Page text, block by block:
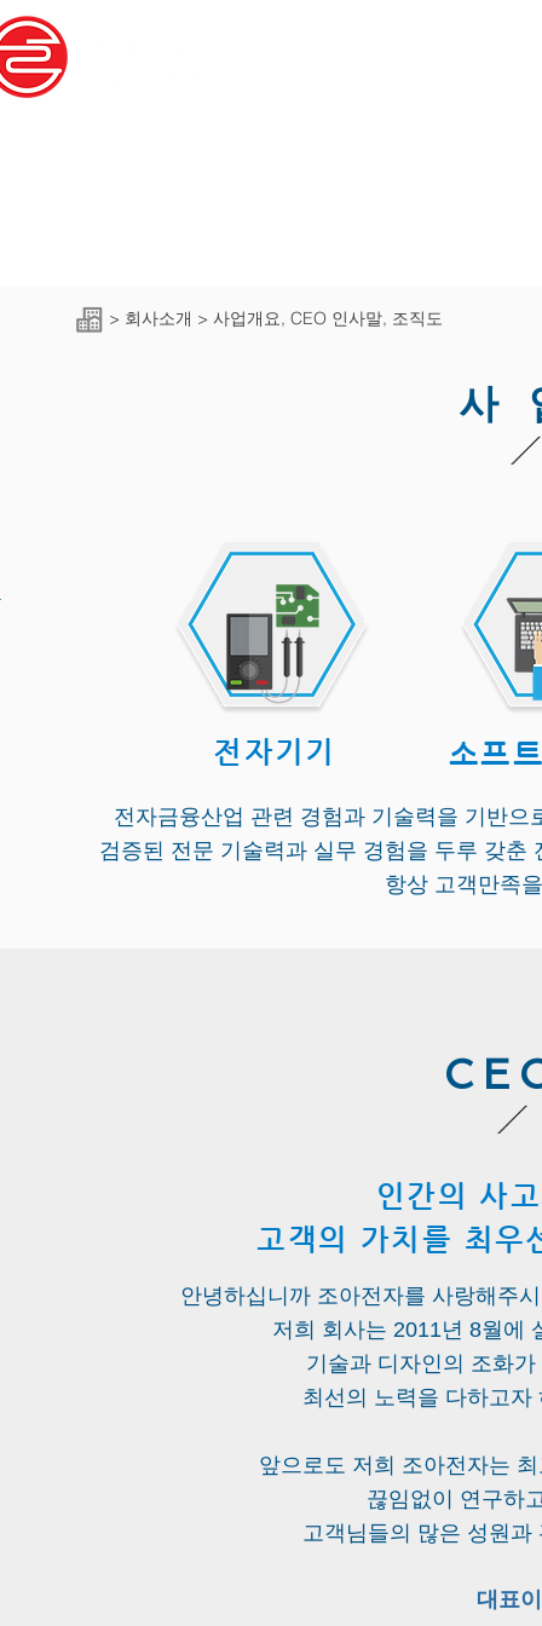
사
전자기기 소프
전자금융산업 관련 경험과 기술력을 기반
검증된 전문 기술력과 실무 경험을 두루 갖
항상 고객만족
> 회사소개 > 사업개요, CEO 인사말, 조직도
인간의 사
고객의 가치를 최우
안녕하십니까 조아전자를 사랑해주
저희 회사는 2011년 8월에
기술과 디자인의 조화
최선의 노력을 다하고
앞으로도 저희 조아전자는
끊임없이 연구하
고객님들의 많은 성원
대표